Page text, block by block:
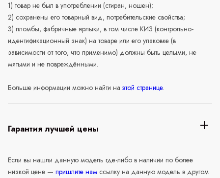
1) товар не был в употреблении (стиран, ношен);
2) сохранены его товарный вид, потребительские свойства;
3) пломбы, фабричные ярлыки, в том числе КИЗ (контрольно-
идентификационный знак) на товаре или его упаковке (в
зависимости от того, что применимо) должны быть целыми, не
мятыми и не повреждёнными.
Больше информации можно найти на этой странице.
Гарантия лучшей цены
Если вы нашли данную модель где-либо в наличии по более
низкой цене — пришлите нам ссылку на данную модель в другом